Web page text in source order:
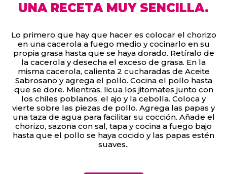
UNA RECETA MUY SENCILLA.
Lo primero que hay que hacer es colocar el chorizo
en una cacerola a fuego medio y cocinarlo en su
propia grasa hasta que se haya dorado. Retíralo de
la cacerola y desecha el exceso de grasa. En la
misma cacerola, calienta 2 cucharadas de Aceite
Sabrosano y agrega el pollo. Cocina el pollo hasta
que se dore. Mientras, licua los jitomates junto con
los chiles poblanos, el ajo y la cebolla. Coloca y
vierte sobre las piezas de pollo. Agrega las papas y
una taza de agua para facilitar su cocción. Añade el
chorizo, sazona con sal, tapa y cocina a fuego bajo
hasta que el pollo se haya cocido y las papas estén
suaves..